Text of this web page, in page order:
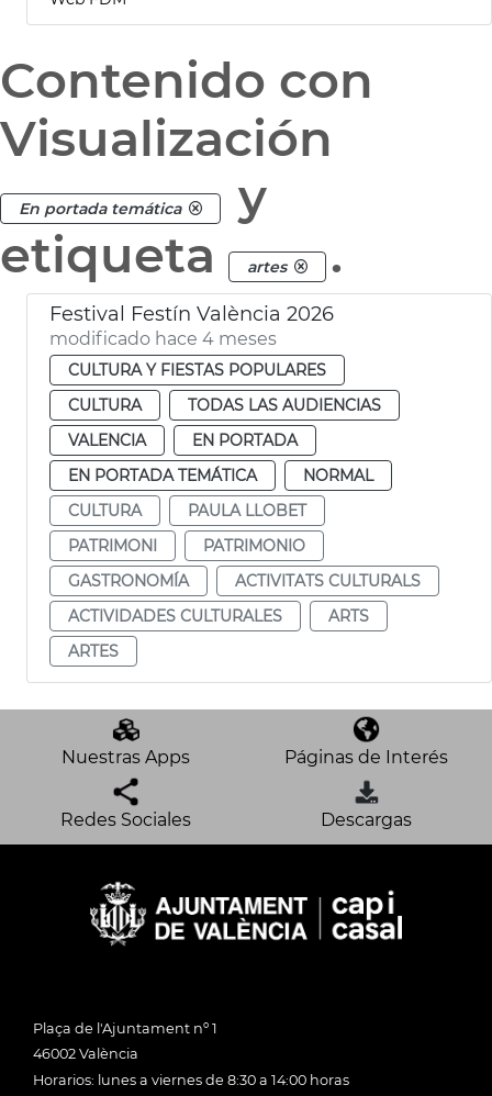
Contenido con
Visualización
En portada temática
y
etiqueta
artes .
Festival Festín València 2026
modificado hace 4 meses
CULTURA Y FIESTAS POPULARES
CULTURA
TODAS LAS AUDIENCIAS
VALENCIA
EN PORTADA
EN PORTADA TEMÁTICA
NORMAL
CULTURA
PAULA LLOBET
PATRIMONI
PATRIMONIO
GASTRONOMÍA
ACTIVITATS CULTURALS
ACTIVIDADES CULTURALES
ARTS
ARTES
Nuestras Apps Páginas de Interés
Redes Sociales Descargas
Plaça de l'Ajuntament nº 1
46002 València
Horarios: lunes a viernes de 8:30 a 14:00 horas